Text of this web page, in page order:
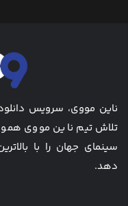
ناین مووی، سرویس
تلاش تیم ناین مووی
سینمای جهان را با
دهد.